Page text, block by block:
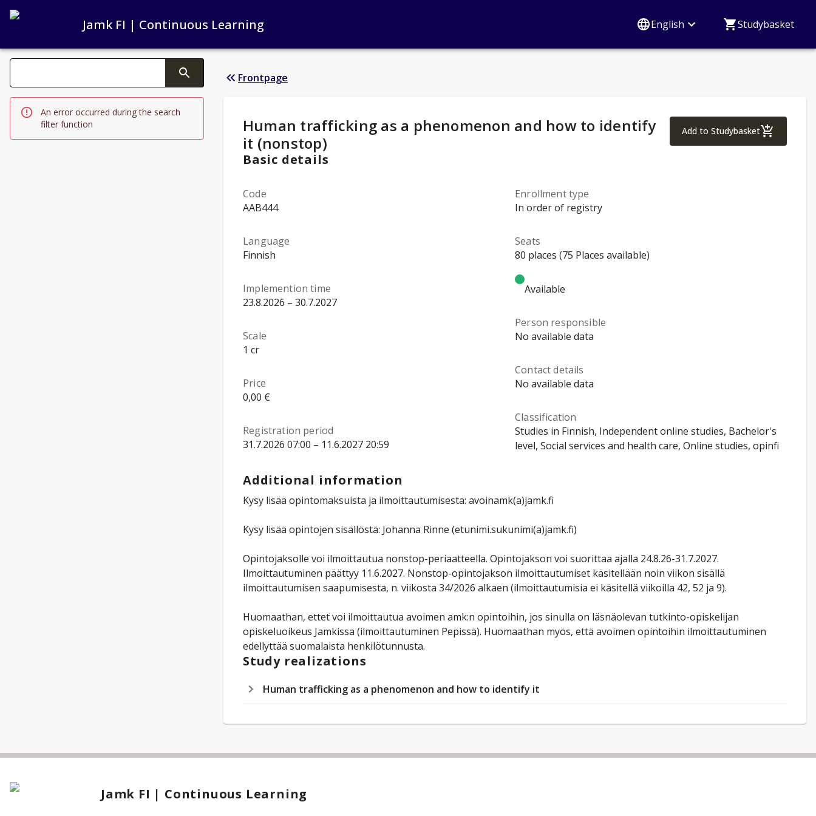
Jamk FI | Continuous Learning English Studybasket
Search filters
Changing the text triggers search
An error occurred during the search
filter function
Frontpage
Study Details:
Human trafficking as a phenomenon and how to identify
it (nonstop)
Add to StudybasketHuman trafficking
Basic details
Code
AAB444
Language
Finnish
Implemention time
23.8.2026 – 30.7.2027
Scale
1 cr
Price
0,00 €
Registration period
31.7.2026 07:00 – 11.6.2027 20:59
Enrollment type
In order of registry
Seats
80 places (75 Places available)
Available
Person responsible
No available data
Contact details
No available data
Classification
Studies in Finnish, Independent online studies, Bachelor's
level, Social services and health care, Online studies, opinfi
Additional information
Kysy lisää opintomaksuista ja ilmoittautumisesta: avoinamk(a)jamk.fi
Kysy lisää opintojen sisällöstä: Johanna Rinne (etunimi.sukunimi(a)jamk.fi)
Opintojaksolle voi ilmoittautua nonstop-periaatteella. Opintojakson voi suorittaa ajalla 24.8.26-31.7.2027.
Ilmoittautuminen päättyy 11.6.2027. Nonstop-opintojakson ilmoittautumiset käsitellään noin viikon sisällä
ilmoittautumisen saapumisesta, n. viikosta 34/2026 alkaen (ilmoittautumisia ei käsitellä viikoilla 42, 52 ja 9).
Huomaathan, ettet voi ilmoittautua avoimen amk:n opintoihin, jos sinulla on läsnäolevan tutkinto-opiskelijan
opiskeluoikeus Jamkissa (ilmoittautuminen Pepissä). Huomaathan myös, että avoimen opintoihin ilmoittautuminen
edellyttää suomalaista henkilötunnusta.
Study realizations
Human trafficking as a phenomenon and how to identify it
Jamk FI | Continuous Learning